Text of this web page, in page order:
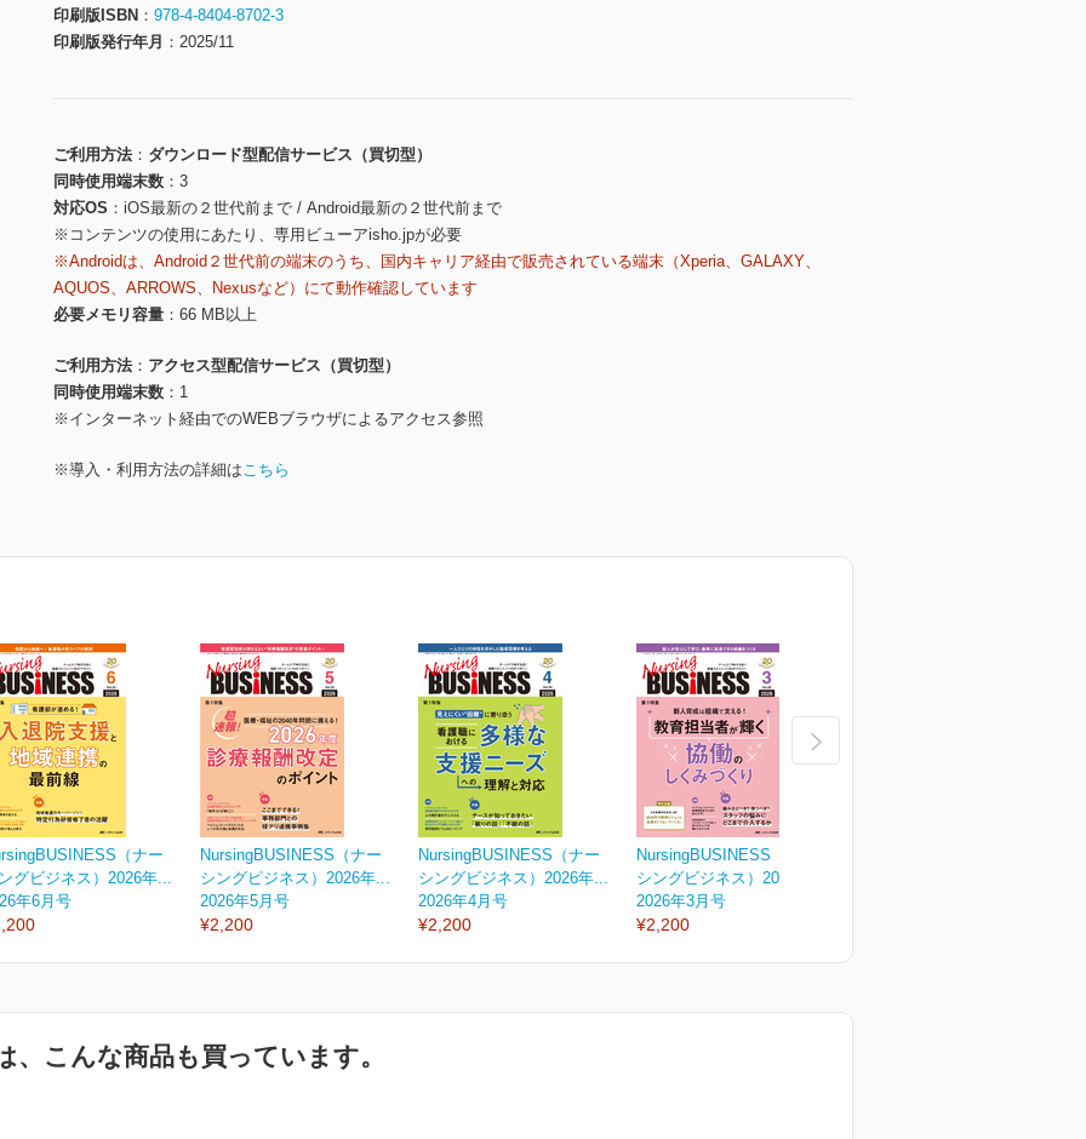
印刷版ISBN
978-4-8404-8702-3
印刷版発行年月
2025/11
ご利用方法
ダウンロード型配信サービス（買切型）
同時使用端末数
3
対応OS
iOS最新の２世代前まで / Android最新の２世代前まで
※コンテンツの使用にあたり、専用ビューアisho.jpが必要
※Androidは、Android２世代前の端末のうち、国内キャリア経由で販売されている端末（Xperia、GALAXY、
AQUOS、ARROWS、Nexusなど）にて動作確認しています
必要メモリ容量
66 MB以上
ご利用方法
アクセス型配信サービス（買切型）
同時使用端末数
1
※インターネット経由でのWEBブラウザによるアクセス参照
※導入・利用方法の詳細はこちら
（ナー
グビジネス）2026年...
年6月号
NursingBUSINESS（ナー
シングピジネス）2026年...
2026年5月号
¥2,200
NursingBUSINESS（ナー
シングビジネス）2026年...
2026年4月号
¥2,200
NursingBUSINESS（ナー
シングビジネス）2026年...
2026年3月号
¥2,200
、こんな商品も買っています。